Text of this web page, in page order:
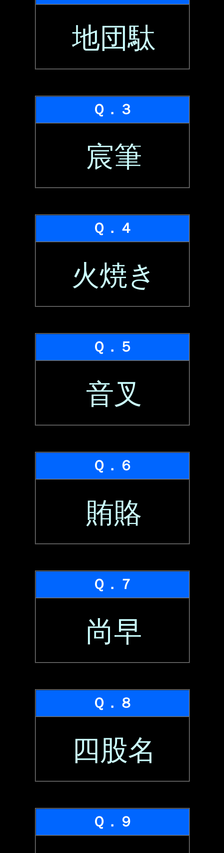
地団駄
Ｑ．３
宸筆
Ｑ．４
火焼き
Ｑ．５
音叉
Ｑ．６
賄賂
Ｑ．７
尚早
Ｑ．８
四股名
Ｑ．９